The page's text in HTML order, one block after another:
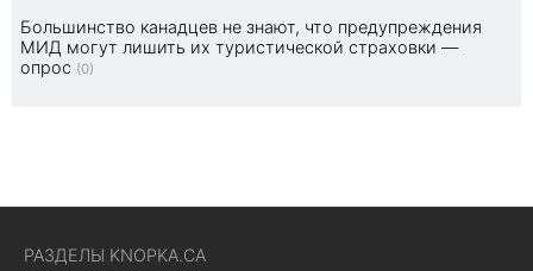
Большинство канадцев не знают, что предупреждения
МИД могут лишить их туристической страховки —
опрос (0)
РАЗДЕЛЫ KNOPKA.CA